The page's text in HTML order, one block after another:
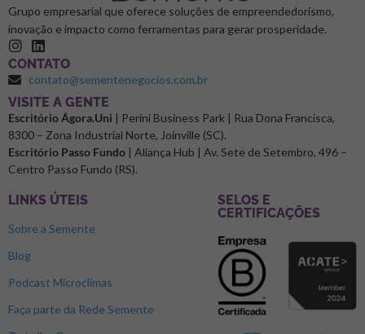
Grupo empresarial que oferece soluções de empreendedorismo,
inovação e impacto como ferramentas para gerar prosperidade.
CONTATO
contato@sementenegocios.com.br
⁠VISITE A GENTE
Escritório Ágora.Uni | Perini Business Park | Rua Dona Francisca,
8300 – Zona Industrial Norte, Joinville (SC).
Escritório Passo Fundo | Aliança Hub | Av. Sete de Setembro, 496 –
Centro Passo Fundo (RS).
LINKS ÚTEIS
Sobre a Semente
Blog
Podcast Microclimas
Faça parte da Rede Semente
SELOS E
CERTIFICAÇÕES